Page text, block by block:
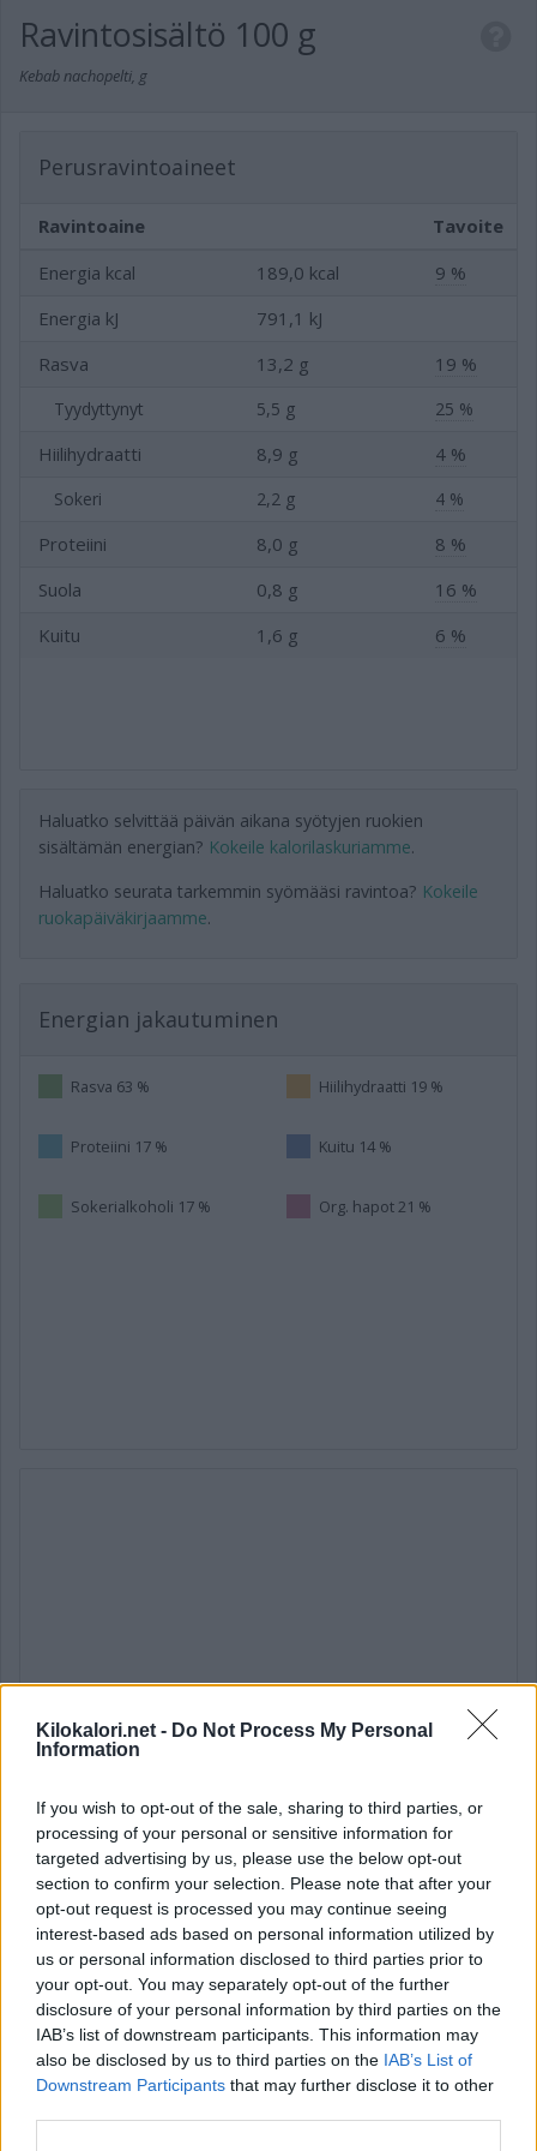
Kilokalori.net - Do Not Process My Personal
Information
If you wish to opt-out of the sale, sharing to third parties, or
processing of your personal or sensitive information for
targeted advertising by us, please use the below opt-out
section to confirm your selection. Please note that after your
opt-out request is processed you may continue seeing
interest-based ads based on personal information utilized by
us or personal information disclosed to third parties prior to
your opt-out. You may separately opt-out of the further
disclosure of your personal information by third parties on the
IAB’s list of downstream participants. This information may
also be disclosed by us to third parties on the IAB’s List of
Downstream Participants that may further disclose it to other
Ravintosisältö 100 g
Kebab nachopelti, g
Perusravintoaineet
Ravintoaine
Tavoite
Energia kcal
189,0 kcal
9 %
Energia kJ
791,1 kJ
Rasva
13,2 g 19 %
Tyydyttynyt 5,5 g 25 %
Hiilihydraatti 8,9 g 4 %
Sokeri 2,2 g 4 %
Proteiini 8,0 g
8 %
Suola
0,8 g
16 %
Kuitu
1,6 g 6 %
Haluatko selvittää päivän aikana syötyjen ruokien
sisältämän energian? Kokeile kalorilaskuriamme.
Haluatko seurata tarkemmin syömääsi ravintoa? Kokeile
ruokapäiväkirjaamme.
Energian jakautuminen
Rasva 63 % Hiilihydraatti 19 %
Proteiini 17 % Kuitu 14 %
Sokerialkoholi 17 % Org. hapot 21 %
Lähde: käyttäjien luoma (28.1.2025).Ovatko tiedot puutteelliset tai
virheelliset?Muokkaa tätä ruokaa
* Tavoite kertoo ravintoaineen määrän ja osuuden viittellisestä
päiväsaannista.Ravintoaineiden ja energian viitteellinen päiväsaanti
perustuusuomalaisiin ravitsemussuosituksiin.
Ravintoaineidensuositukset lasketaan tiedoilla:Aikuinen
keskivertokäyttäjä 2 000 kcal.